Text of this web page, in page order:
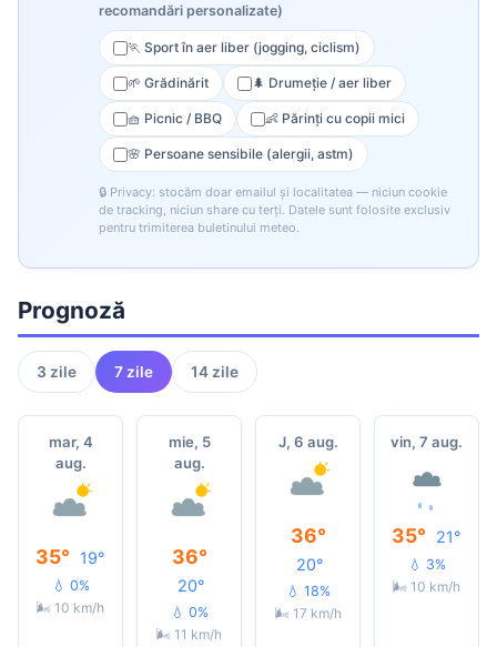
recomandări personalizate)
🏃 Sport în aer liber (jogging, ciclism)
🌱 Grădinărit 🌲 Drumeție / aer liber
🧺 Picnic / BBQ 👶 Părinți cu copii mici
🌸 Persoane sensibile (alergii, astm)
🔒 Privacy: stocăm doar emailul și localitatea — niciun cookie
de tracking, niciun share cu terți. Datele sunt folosite exclusiv
pentru trimiterea buletinului meteo.
Prognoză
3 zile 7 zile 14 zile
mar, 4
aug.
35° 19°
💧 0%
🌬 10 km/h
mie, 5
aug.
36°
20°
💧 0%
🌬 11 km/h
J, 6 aug.
36°
20°
💧 18%
🌬 17 km/h
vin, 7 aug.
35° 21°
💧 3%
🌬 10 km/h